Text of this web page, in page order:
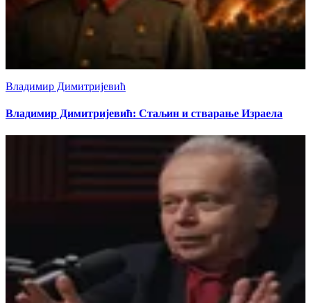
Владимир Димитријевић
Владимир Димитријевић: Стаљин и стварање Израела